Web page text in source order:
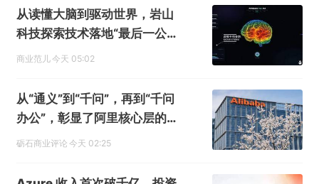
从读懂大脑到驱动世界，岩山
科技探索技术落地“最后一公
里”
商业范儿今天 05:02
从“通义”到“千问”，再到“千问
办公”，彰显了阿里核心层的精
准决策力
砺石商业评论 今天 02:25